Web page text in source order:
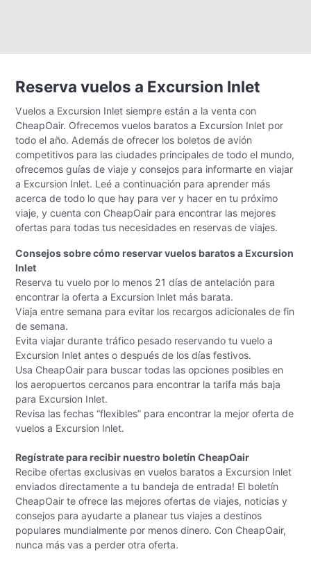
Reserva vuelos a Excursion Inlet
Vuelos a Excursion Inlet siempre están a la venta con
CheapOair. Ofrecemos vuelos baratos a Excursion Inlet por
todo el año. Además de ofrecer los boletos de avión
competitivos para las ciudades principales de todo el mundo,
ofrecemos guías de viaje y consejos para informarte en viajar
a Excursion Inlet. Leé a continuación para aprender más
acerca de todo lo que hay para ver y hacer en tu próximo
viaje, y cuenta con CheapOair para encontrar las mejores
ofertas para todas tus necesidades en reservas de viajes.
Consejos sobre cómo reservar vuelos baratos a Excursion
Inlet
Reserva tu vuelo por lo menos 21 días de antelación para
encontrar la oferta a Excursion Inlet más barata.
Viaja entre semana para evitar los recargos adicionales de fin
de semana.
Evita viajar durante tráfico pesado reservando tu vuelo a
Excursion Inlet antes o después de los días festivos.
Usa CheapOair para buscar todas las opciones posibles en
los aeropuertos cercanos para encontrar la tarifa más baja
para Excursion Inlet.
Revisa las fechas “flexibles” para encontrar la mejor oferta de
vuelos a Excursion Inlet.
Regístrate para recibir nuestro boletín CheapOair
Recibe ofertas exclusivas en vuelos baratos a Excursion Inlet
enviados directamente a tu bandeja de entrada! El boletín
CheapOair te ofrece las mejores ofertas de viajes, noticias y
consejos para ayudarte a planear tus viajes a destinos
populares mundialmente por menos dinero. Con CheapOair,
nunca más vas a perder otra oferta.